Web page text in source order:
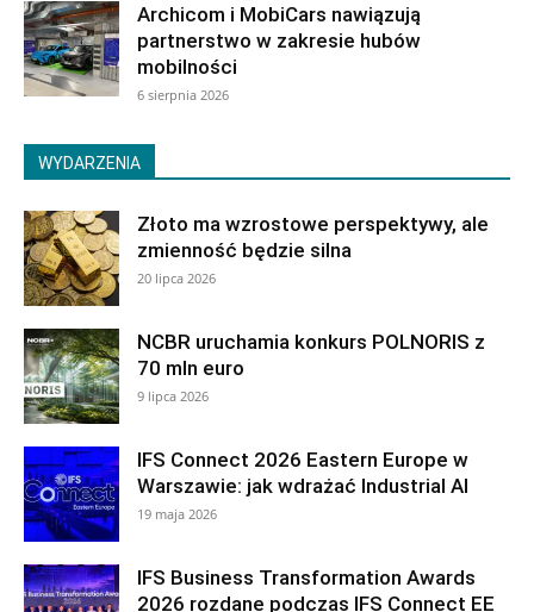
Archicom i MobiCars nawiązują
partnerstwo w zakresie hubów
mobilności
6 sierpnia 2026
WYDARZENIA
Złoto ma wzrostowe perspektywy, ale
zmienność będzie silna
20 lipca 2026
NCBR uruchamia konkurs POLNORIS z
70 mln euro
9 lipca 2026
IFS Connect 2026 Eastern Europe w
Warszawie: jak wdrażać Industrial AI
19 maja 2026
IFS Business Transformation Awards
2026 rozdane podczas IFS Connect EE